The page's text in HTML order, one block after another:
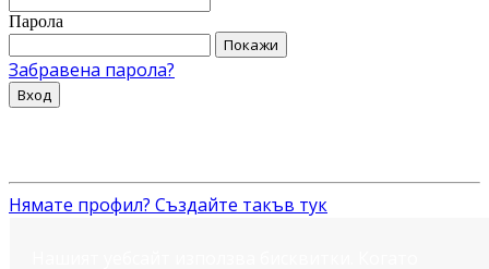
Парола
Покажи
Забравена парола?
Вход
Нямате профил? Създайте такъв тук